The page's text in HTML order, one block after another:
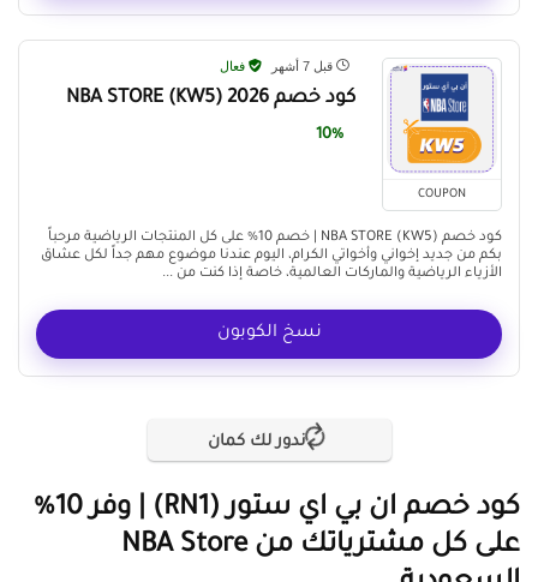
COUPON
قبل 7 أشهر فعال
كود خصم NBA STORE (KW5) 2026
10%
كود خصم NBA STORE (KW5) | خصم 10% على كل المنتجات الرياضية مرحباً
بكم من جديد إخواني وأخواتي الكرام، اليوم عندنا موضوع مهم جداً لكل عشاق
الأزياء الرياضية والماركات العالمية، خاصة إذا كنت من ...
نسخ الكوبون
ندور لك كمان
كود خصم ان بي اي ستور (RN1) | وفر 10%
على كل مشترياتك من NBA Store